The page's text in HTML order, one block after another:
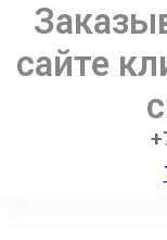
сайте